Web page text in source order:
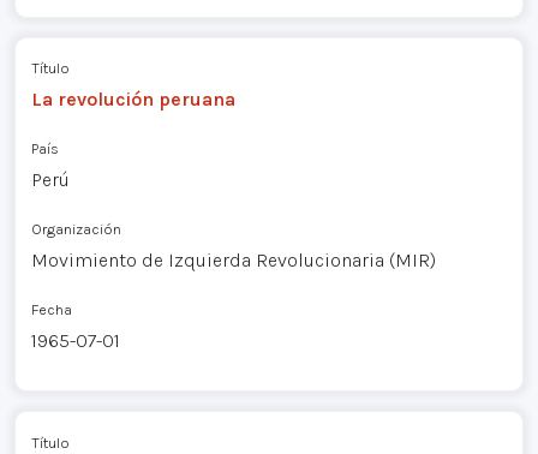
Título
La revolución peruana
País
Perú
Organización
Movimiento de Izquierda Revolucionaria (MIR)
Fecha
1965-07-01
Título